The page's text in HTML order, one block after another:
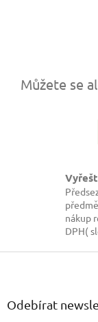
Můžete se
nákup
DPH(
Z
Odebírat